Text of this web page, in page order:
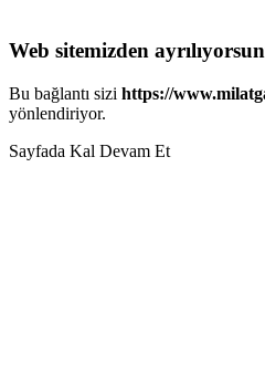
Web sitemizden
Bu bağlantı sizi https://
yönlendiriyor.
Sayfada Kal Devam Et